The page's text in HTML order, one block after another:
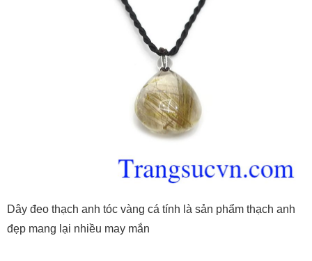
Dây đeo thạch anh tóc vàng cá tính là sản phẩm thạch anh
đẹp mang lại nhiều may mắn